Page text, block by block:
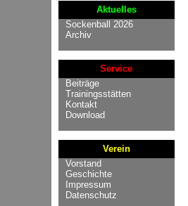
Aktuelles
Sockenball 2026
Archiv
Service
Beiträge
Trainingsstätten
Kontakt
Download
Verein
Vorstand
Geschichte
Impressum
Datenschutz